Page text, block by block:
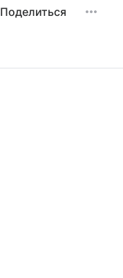
Поделиться